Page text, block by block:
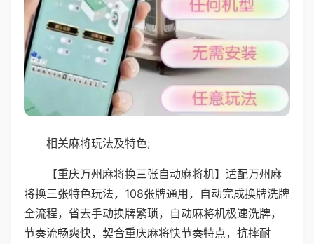
相关麻将玩法及特色;
【重庆万州麻将换三张自动麻将机】适配万州麻
将换三张特色玩法，108张牌通用，自动完成换牌洗牌
全流程，省去手动换牌繁琐，自动麻将机极速洗牌，
节奏流畅爽快，契合重庆麻将快节奏特点，抗摔耐